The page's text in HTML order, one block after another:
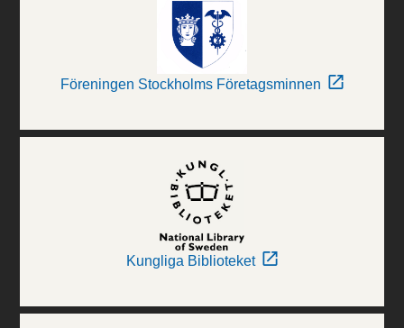
Föreningen Stockholms Företagsminnen
Kungliga Biblioteket